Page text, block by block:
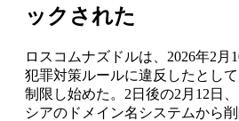
ックされた
ロスコムナズドルは、2026年2月
犯罪対策ルールに違反したとして
制限し始めた。2日後の2月12日
シアのドメイン名システムから